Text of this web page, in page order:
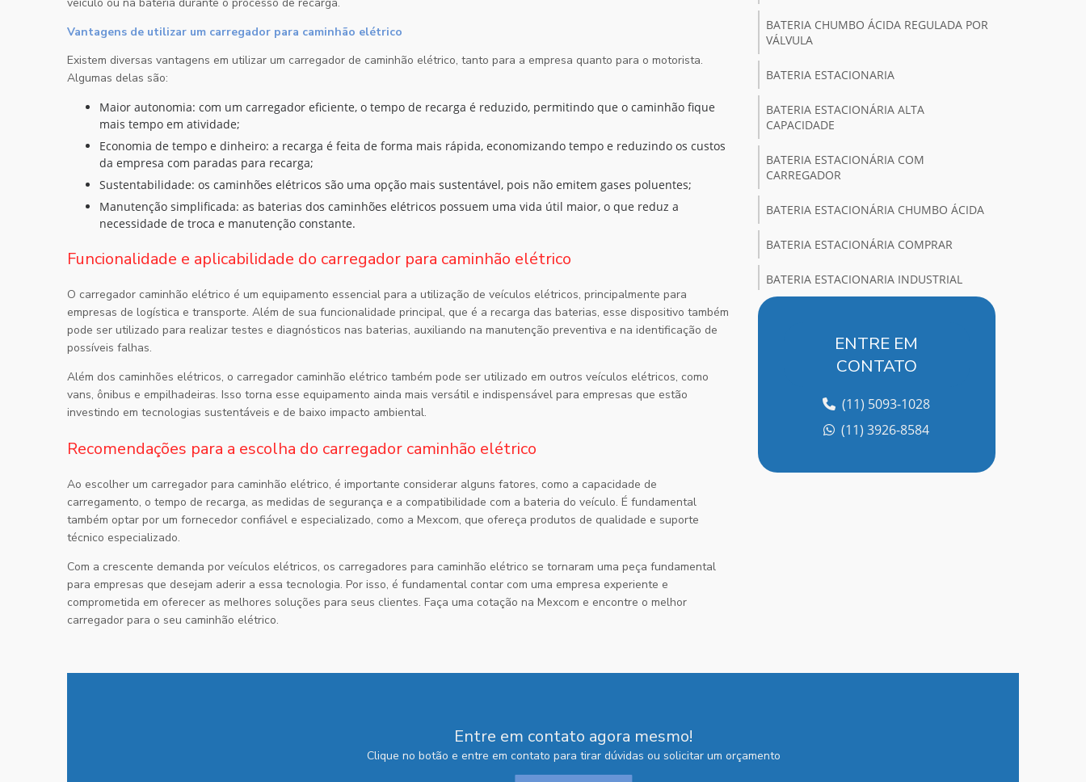
Vantagens de utilizar um carregador para caminhão elétrico
Existem diversas vantagens em utilizar um carregador de caminhão elétrico, tanto para a empresa quanto para o motorista.
Algumas delas são:
Maior autonomia: com um carregador eficiente, o tempo de recarga é reduzido, permitindo que o caminhão fique
mais tempo em atividade;
Economia de tempo e dinheiro: a recarga é feita de forma mais rápida, economizando tempo e reduzindo os custos
da empresa com paradas para recarga;
Sustentabilidade: os caminhões elétricos são uma opção mais sustentável, pois não emitem gases poluentes;
Manutenção simplificada: as baterias dos caminhões elétricos possuem uma vida útil maior, o que reduz a
necessidade de troca e manutenção constante.
Funcionalidade e aplicabilidade do carregador para caminhão elétrico
O carregador caminhão elétrico é um equipamento essencial para a utilização de veículos elétricos, principalmente para
empresas de logística e transporte. Além de sua funcionalidade principal, que é a recarga das baterias, esse dispositivo também
pode ser utilizado para realizar testes e diagnósticos nas baterias, auxiliando na manutenção preventiva e na identificação de
possíveis falhas.
Além dos caminhões elétricos, o carregador caminhão elétrico também pode ser utilizado em outros veículos elétricos, como
vans, ônibus e empilhadeiras. Isso torna esse equipamento ainda mais versátil e indispensável para empresas que estão
investindo em tecnologias sustentáveis e de baixo impacto ambiental.
Recomendações para a escolha do carregador caminhão elétrico
Ao escolher um carregador para caminhão elétrico, é importante considerar alguns fatores, como a capacidade de
carregamento, o tempo de recarga, as medidas de segurança e a compatibilidade com a bateria do veículo. É fundamental
também optar por um fornecedor confiável e especializado, como a Mexcom, que ofereça produtos de qualidade e suporte
técnico especializado.
Com a crescente demanda por veículos elétricos, os carregadores para caminhão elétrico se tornaram uma peça fundamental
para empresas que desejam aderir a essa tecnologia. Por isso, é fundamental contar com uma empresa experiente e
comprometida em oferecer as melhores soluções para seus clientes. Faça uma cotação na Mexcom e encontre o melhor
carregador para o seu caminhão elétrico.
Entre em contato agora mesmo!
Clique no botão e entre em contato para tirar dúvidas ou solicitar um orçamento
BATERIA CHUMBO ÁCIDA REGULADA POR
VÁLVULA
BATERIA ESTACIONARIA
BATERIA ESTACIONÁRIA ALTA
CAPACIDADE
BATERIA ESTACIONÁRIA COM
CARREGADOR
BATERIA ESTACIONÁRIA CHUMBO ÁCIDA
BATERIA ESTACIONÁRIA COMPRAR
BATERIA ESTACIONARIA INDUSTRIAL
BATERIA ESTACIONÁRIA ONDE COMPRAR
ENTRE EM
CONTATO
(11) 5093-1028
(11) 3926-8584